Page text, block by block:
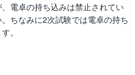
電卓の持ち込みは禁止されてい
ちなみに2次試験では電卓の持ち
。